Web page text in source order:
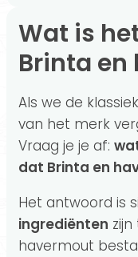
Wat is het verschil tussen
Brinta
Als we de
van het merk
Vraag je je af:
dat Brinta en
Het antwoord is
ingrediënten
havermout